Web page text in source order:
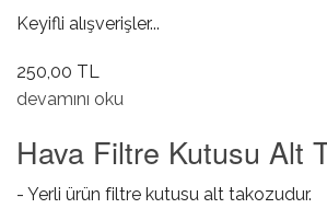
Keyifli alışverişler...
250,00 TL
Anten Gövdesi hakkında
devamını oku
Hava Filtre Kutusu Alt
- Yerli ürün filtre kutusu alt takozudur.